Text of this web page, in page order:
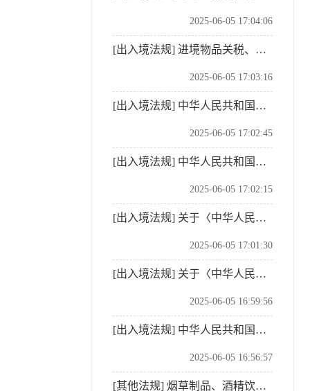
2025-06-05 17:04:06
[出入境法规] 进境物品关税、增值税、消费税征收办法
2025-06-05 17:03:16
[出入境法规] 中华人民共和国海关进出境行李物品监管办法
2025-06-05 17:02:45
[出入境法规] 中华人民共和国禁止、限制进出境物品表
2025-06-05 17:02:15
[出入境法规] 关于〈中华人民共和国禁止进出境物品表〉和〈中华人民共和国限制进出境物品表〉有关问题解释的公告
2025-06-05 17:01:30
[出入境法规] 关于〈中华人民共和国禁止携带、寄递进境的动植物及其产品和其他检疫物名录〉的公告
2025-06-05 16:59:56
[出入境法规] 中华人民共和国进出境动植物检疫法
2025-06-05 16:56:57
[其他法规] 烟草制品、酒精饮料免税限量标准